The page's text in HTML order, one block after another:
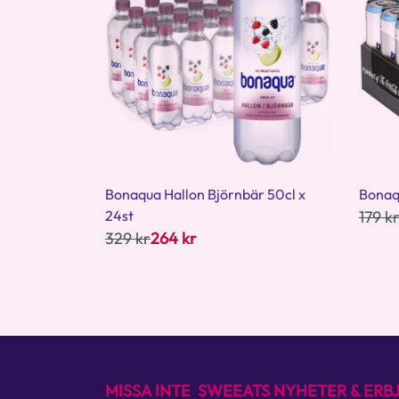
Bonaqua Hallon Björnbär 50cl x
24st
329 kr264 kr
179 kr
MISSA INTE SWEEATS NYHETER &